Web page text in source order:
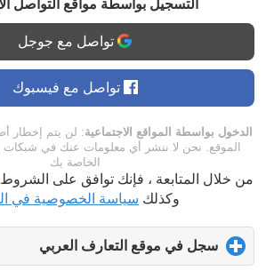
التسجيل بواسطة مواقع التواصل
تواصل مع جوجل
تواصل مع فيسبوك
الدخول بواسطة المواقع الاجتماعية: لن يتم إخطار
الموقع. نحن لا ننشر أي معلومات عنك في شبكات
الخاصة بك
من خلال المتابعة ، فإنك توافق على الشروط
وكذلك سياسة الخصوصية في
سجل في موقع التعارف العربي
to